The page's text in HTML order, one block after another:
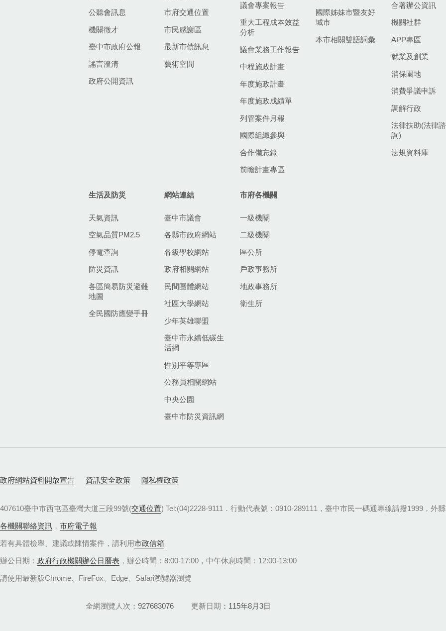
公聽會訊息
機關徵才
臺中市政府公報
謠言澄清
政府公開資訊
市府交通位置
市民感謝區
最新市債訊息
藝術空間
議會專案報告
重大工程成本效益
分析
議會業務工作報告
中程施政計畫
年度施政計畫
年度施政成績單
列管案件月報
國際組織參與
合作備忘錄
前瞻計畫專區
國際姊妹市暨友好
城市
本市相關雙語詞彙
合署辦公資訊
機關社群
APP專區
就業及創業
消保園地
消費爭議申訴
調解行政
法律扶助(法律諮
詢)
法規資料庫
生活及防災
天氣資訊
空氣品質PM2.5
停電查詢
防災資訊
各區簡易防災避難
地圖
全民國防應變手冊
網站連結
臺中市議會
各縣市政府網站
各級學校網站
政府相關網站
民間團體網站
社區大學網站
少年英雄聯盟
臺中市永續低碳生
活網
性別平等專區
公務員相關網站
中央公園
臺中市防災資訊網
市府各機關
一級機關
二級機關
區公所
戶政事務所
地政事務所
衛生所
政府網站資料開放宣告 資訊安全政策 隱私權政策
407610臺中市西屯區臺灣大道三段99號(交通位置) Tel:(04)2228-9111．行動代表號：0910-289111，臺中市民一碼通專線請撥1999，外
各機關聯絡資訊 ， 市府電子報
若有具體檢舉、建議或陳情案件，請利用市政信箱
辦公日期： 政府行政機關辦公日曆表 ，辦公時間：8:00-17:00，中午休息時間：12:00-13:00
請使用最新版Chrome、FireFox、Edge、Safari瀏覽器瀏覽
全網瀏覽人次 927683076 更新日期 115年8月3日